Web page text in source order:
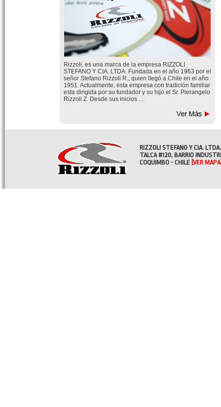
Rizzoli, es una marca de la empresa RIZZOLI
STEFANO Y CIA. LTDA. Fundada en el año 1963 por el
señor Stefano Rizzoli R., quien llegó a Chile en el año
1951. Actualmente, esta empresa con tradición familiar
esta dirigida por su fundador y su hijo el Sr. Pierangelo
Rizzoli Z. Desde sus inicios ....
RIZZOLI STEFANO Y CIA. LTDA.
TALCA #120, BARRIO
COQUIMBO - CHILE [VER